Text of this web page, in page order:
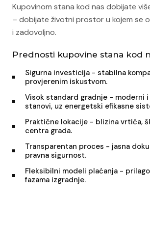
Kupovinom stana kod nas dobijate
– dobijate životni prostor u kojem se
i zadovoljno.
Prednosti kupovine stana kod
Sigurna investicija - stabilna
provjerenim iskustvom.
Visok standard gradnje - moderni i
stanovi, uz energetski efikasne
Praktične lokacije - blizina vrtića,
centra grada.
Transparentan proces - jasna
pravna sigurnost.
Fleksibilni modeli plaćanja -
fazama izgradnje.